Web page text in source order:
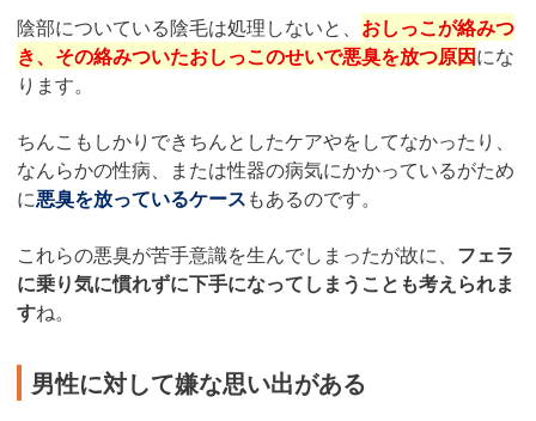
陰部についている陰毛は処理しないと、 おしっこが絡みつ
き、その絡みついたおしっこのせいで悪臭を放つ原因にな
ります。
ちんこもしかりできちんとしたケアやをしてなかったり、
なんらかの性病、または性器の病気にかかっているがため
に悪臭を放っているケースもあるのです。
これらの悪臭が苦手意識を生んでしまったが故に、 フェラ
に乗り気に慣れずに下手になってしまうことも考えられま
すね。
男性に対して嫌な思い出がある